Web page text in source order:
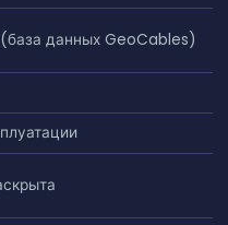
данных GeoCables)